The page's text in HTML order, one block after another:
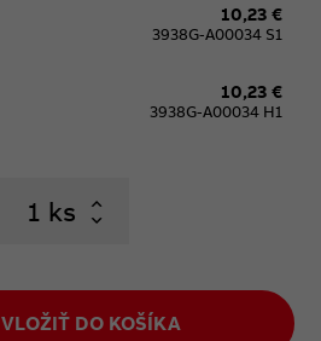
10,23 €
3938G-A00034 S1
10,23 €
3938G-A00034 H1
ks
VLOŽIŤ DO KOŠÍKA